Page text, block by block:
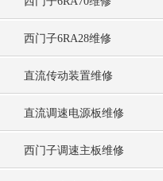
西门子6RA28维修
直流传动装置维修
直流调速电源板维修
西门子调速主板维修